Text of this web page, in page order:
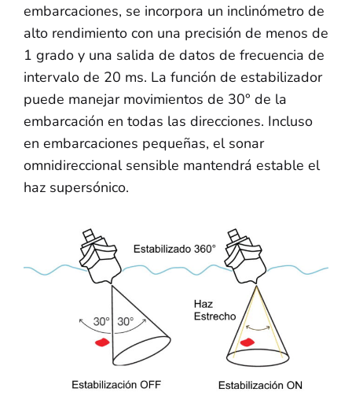
embarcaciones, se incorpora un inclinómetro de
alto rendimiento con una precisión de menos de
1 grado y una salida de datos de frecuencia de
intervalo de 20 ms. La función de estabilizador
puede manejar movimientos de 30° de la
embarcación en todas las direcciones. Incluso
en embarcaciones pequeñas, el sonar
omnidireccional sensible mantendrá estable el
haz supersónico.